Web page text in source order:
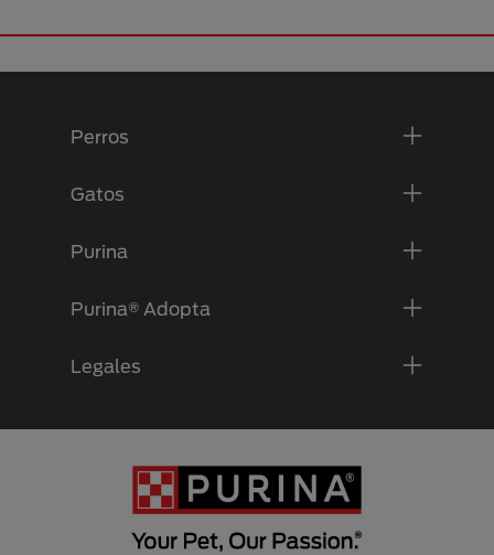
Perros
Gatos
Purina
Purina® Adopta
Legales